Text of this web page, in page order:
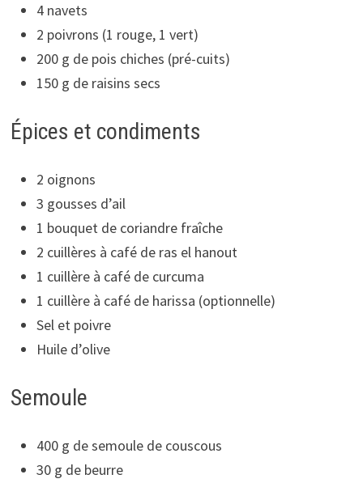
4 navets
2 poivrons (1 rouge, 1 vert)
200 g de pois chiches (pré-cuits)
150 g de raisins secs
Épices et condiments
2 oignons
3 gousses d’ail
1 bouquet de coriandre fraîche
2 cuillères à café de ras el hanout
1 cuillère à café de curcuma
1 cuillère à café de harissa (optionnelle)
Sel et poivre
Huile d’olive
Semoule
400 g de semoule de couscous
30 g de beurre